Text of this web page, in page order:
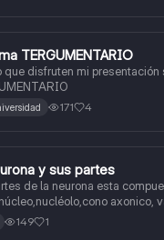
TERGUMENTARIO
que disfruten mi presentación
171 4
y sus partes
de la neurona esta
axonico,
schwan,núcleo de
axonico Arborizacion
149 1